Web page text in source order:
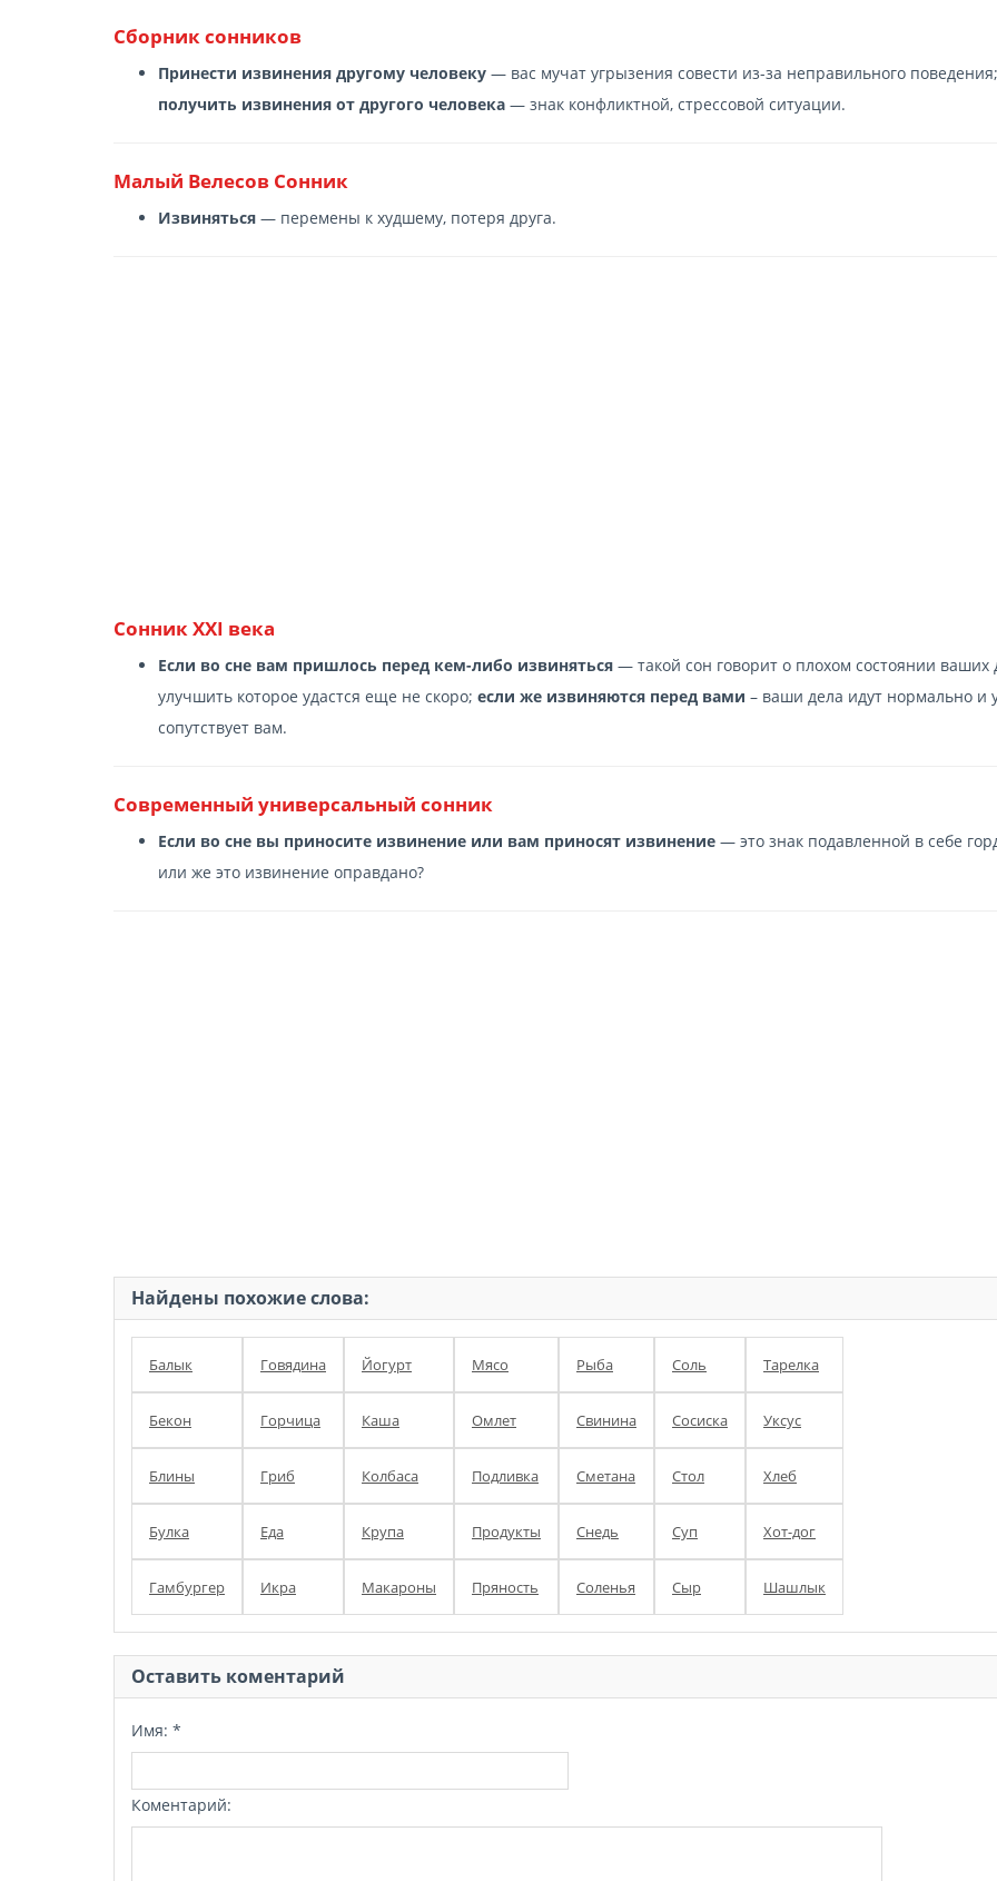
Сборник сонников
Принести извинения другому человеку — вас мучат угрызения совести из-за неправильного поведения;
получить извинения от другого человека — знак конфликтной, стрессовой ситуации.
Малый Велесов Сонник
Извиняться — перемены к худшему, потеря друга.
Сонник XXI века
Если во сне вам пришлось перед кем-либо извиняться — такой сон говорит о плохом состоянии ваших
улучшить которое удастся еще не скоро; если же извиняются перед вами – ваши дела идут нормально и
сопутствует вам.
Современный универсальный сонник
Если во сне вы приносите извинение или вам приносят извинение — это знак подавленной в себе
или же это извинение оправдано?
Найдены похожие слова:
Балык Говядина Йогурт Мясо Рыба Соль Тарелка
Бекон Горчица Каша Омлет Свинина Сосиска Уксус
Блины Гриб Колбаса Подливка Сметана Стол Хлеб
Булка Еда Крупа Продукты Снедь Суп Хот-дог
Гамбургер Икра Макароны Пряность Соленья Сыр Шашлык
Оставить коментарий
Имя: *
Коментарий: